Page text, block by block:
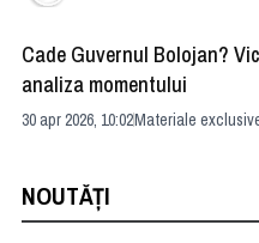
Cade Guvernul Bolojan?
analiza momentului
30 apr 2026, 10:02Materiale
NOUTĂȚI